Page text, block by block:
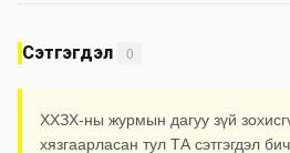
Сэтгэгдэл 0
ХХЗХ-ны журмын дагуу зүй
хязгаарласан тул ТА сэтгэгдэл